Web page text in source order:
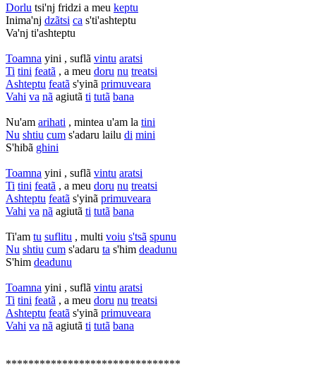
Dorlu tsi'nj fridzi a meu keptu
Inima'nj dzãtsi ca s'ti'ashteptu
Va'nj ti'ashteptu
Toamna yini , suflã vintu aratsi
Ti tini featã , a meu doru nu treatsi
Ashteptu featã s'yinã primuveara
Vahi va nã agiutã ti tutã bana
Nu'am arihati , mintea u'am la tini
Nu shtiu cum s'adaru lailu di mini
S'hibã ghini
Toamna yini , suflã vintu aratsi
Ti tini featã , a meu doru nu treatsi
Ashteptu featã s'yinã primuveara
Vahi va nã agiutã ti tutã bana
Ti'am tu suflitu , multi voiu s'tsã spunu
Nu shtiu cum s'adaru ta s'him deadunu
S'him deadunu
Toamna yini , suflã vintu aratsi
Ti tini featã , a meu doru nu treatsi
Ashteptu featã s'yinã primuveara
Vahi va nã agiutã ti tutã bana
*******************************